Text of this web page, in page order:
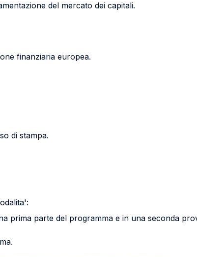
del mercato dei capitali.
finanziaria europea.
di stampa.
prima parte del programma e in una seconda